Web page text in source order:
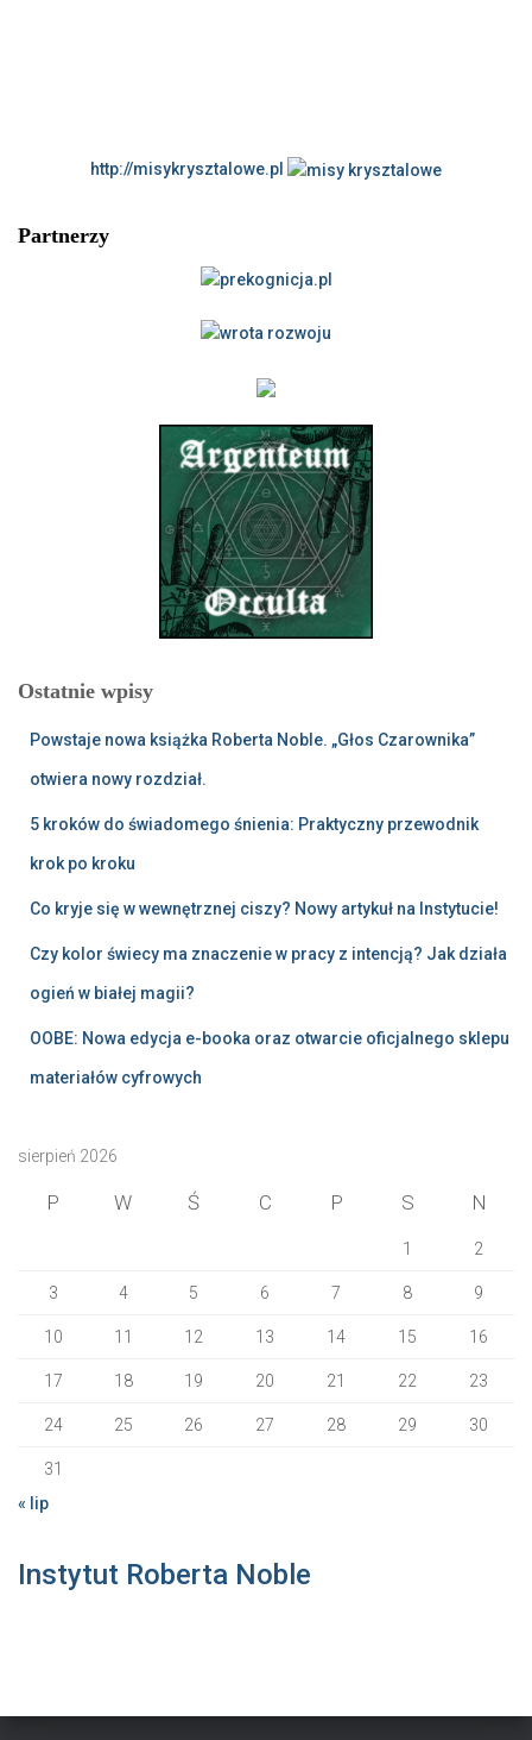
http://misykrysztalowe.pl
Partnerzy
Ostatnie wpisy
Powstaje nowa książka Roberta Noble. „Głos Czarownika”
otwiera nowy rozdział.
5 kroków do świadomego śnienia: Praktyczny przewodnik
krok po kroku
Co kryje się w wewnętrznej ciszy? Nowy artykuł na Instytucie!
Czy kolor świecy ma znaczenie w pracy z intencją? Jak działa
ogień w białej magii?
OOBE: Nowa edycja e-booka oraz otwarcie oficjalnego sklepu
materiałów cyfrowych
sierpień 2026
P W Ś C P S N
1 2
3 4 5 6 7 8 9
10 11 12 13 14 15 16
17 18 19 20 21 22 23
24 25 26 27 28 29 30
31
« lip
Instytut Roberta Noble